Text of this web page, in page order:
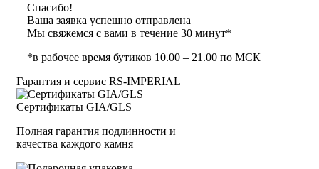
Спасибо!
Ваша заявка успешно отправлена
Мы свяжемся с вами в течение 30 минут*
*в рабочее время бутиков 10.00 – 21.00 по МСК
Гарантия и сервис RS‑IMPERIAL
Сертификаты GIA/GLS
Полная гарантия подлинности и
качества каждого камня